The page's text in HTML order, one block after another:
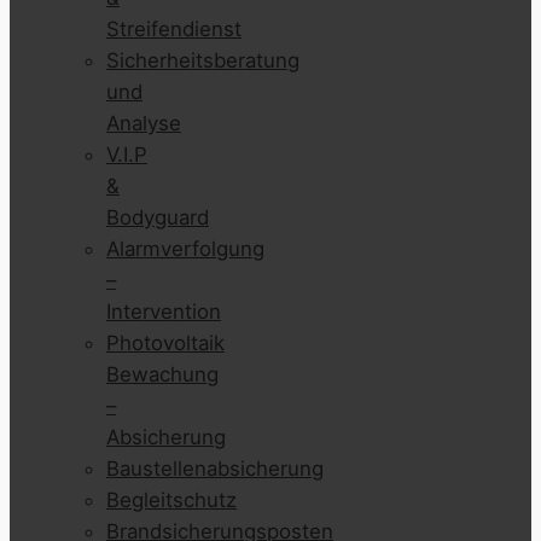
Streifendienst
Sicherheitsberatung
und
Analyse
V.I.P
&
Bodyguard
Alarmverfolgung
–
Intervention
Photovoltaik
Bewachung
–
Absicherung
Baustellenabsicherung
Begleitschutz
Brandsicherungsposten